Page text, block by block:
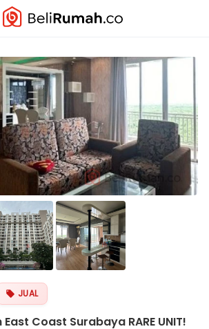
JUAL
Coast Surabaya RARE UNIT!